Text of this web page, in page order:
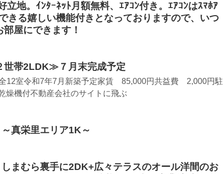
立地。ｲﾝﾀｰﾈｯﾄ月額無料、ｴｱｺﾝ付き。ｴｱｺﾝはｽﾏﾎｱ
きる嬉しい機能付きとなっておりますので、いつ
屋にできます！
世帯2LDK≫７月末完成予定
12室令和7年7月新築予定家賃 85,000円共益費 2,000円駐
機付不動産会社のサイトに飛ぶ
真栄里エリア1K～
しまむら裏手に2DK+広々テラスのオール洋間のお